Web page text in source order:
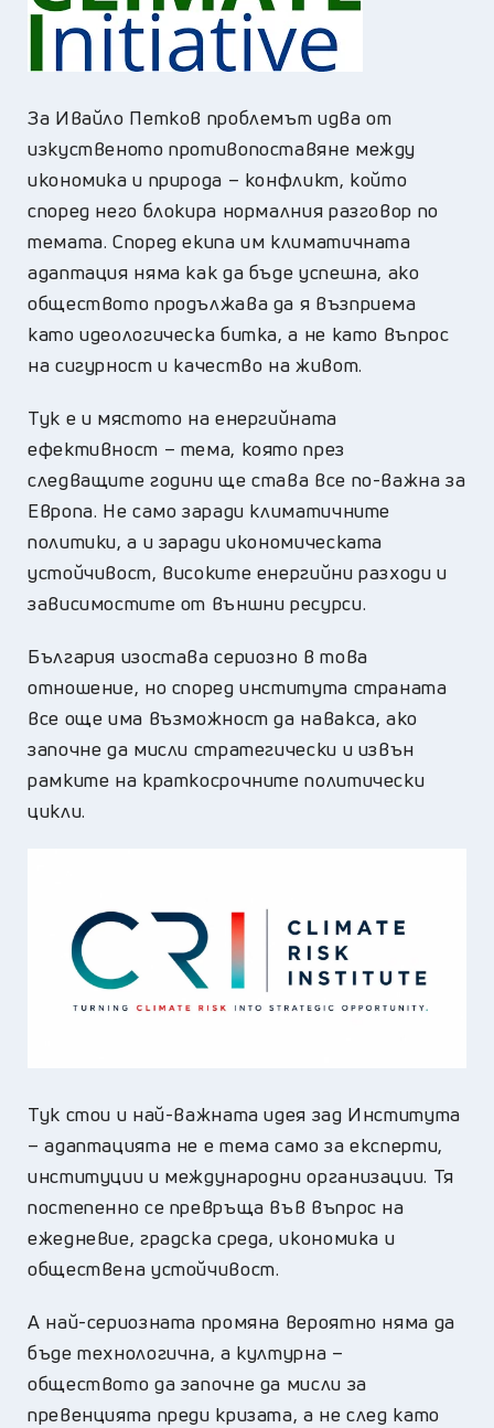
За Ивайло Петков проблемът идва от
изкуственото противопоставяне между
икономика и природа – конфликт, който
според него блокира нормалния разговор по
темата. Според екипа им климатичната
адаптация няма как да бъде успешна, ако
обществото продължава да я възприема
като идеологическа битка, а не като въпрос
на сигурност и качество на живот.
Тук е и мястото на енергийната
ефективност – тема, която през
следващите години ще става все по-важна за
Европа. Не само заради климатичните
политики, а и заради икономическата
устойчивост, високите енергийни разходи и
зависимостите от външни ресурси.
България изостава сериозно в това
отношение, но според института страната
все още има възможност да навакса, ако
започне да мисли стратегически и извън
рамките на краткосрочните политически
цикли.
Тук стои и най-важната идея зад Института
– адаптацията не е тема само за експерти,
институции и международни организации. Тя
постепенно се превръща във въпрос на
ежедневие, градска среда, икономика и
обществена устойчивост.
А най-сериозната промяна вероятно няма да
бъде технологична, а културна –
обществото да започне да мисли за
превенцията преди кризата, а не след като